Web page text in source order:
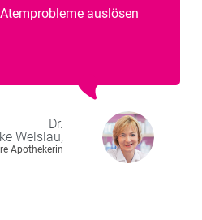
auslösen
Dr.
Welslau,
Apothekerin